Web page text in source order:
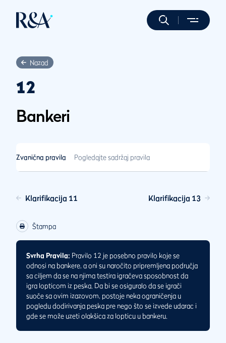
Nazad
12
Bankeri
Zvanična pravila Pogledajte sadržaj pravila
Klarifikacija 11 Klarifikacija 13
Štampa
Svrha Pravila: Pravilo 12 je posebno pravilo koje se
odnosi na bankere, a oni su naročito pripremljena područja
sa ciljem da se na njima testira igračeva sposobnost da
igra lopticom iz peska. Da bi se osiguralo da se igrači
suoče sa ovim izazovom, postoje neka ograničenja u
pogledu dodirivanja peska pre nego što se izvede udarac i
gde se može uzeti olakšica za lopticu u bankeru.